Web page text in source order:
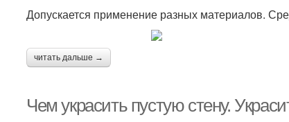
Допускается применение разных материалов.
читать дальше →
Чем украсить пустую стену.